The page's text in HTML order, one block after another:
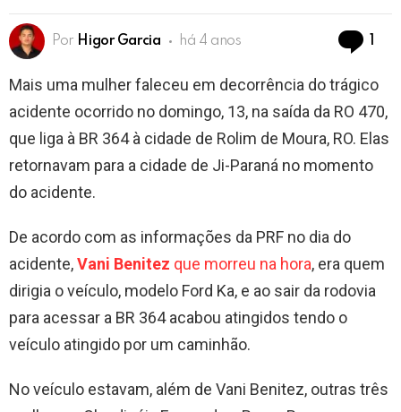
Por Higor Garcia há 4 anos 1
Mais uma mulher faleceu em decorrência do trágico
acidente ocorrido no domingo, 13, na saída da RO 470,
que liga à BR 364 à cidade de Rolim de Moura, RO. Elas
retornavam para a cidade de Ji-Paraná no momento
do acidente.
De acordo com as informações da PRF no dia do
acidente,Vani Benitez que morreu na hora, era quem
dirigia o veículo, modelo Ford Ka, e ao sair da rodovia
para acessar a BR 364 acabou atingidos tendo o
veículo atingido por um caminhão.
No veículo estavam, além de Vani Benitez, outras três